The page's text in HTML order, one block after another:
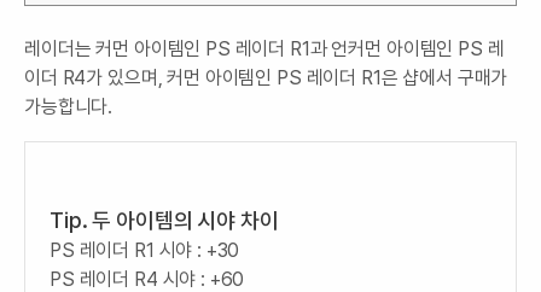
레이더는 커먼 아이템인 PS 레이더 R1과 언커먼 아이템인 PS 레
이더 R4가 있으며, 커먼 아이템인 PS 레이더 R1은 샵에서 구매가
가능합니다.
Tip. 두 아이템의 시야 차이
PS 레이더 R1 시야 : +30
PS 레이더 R4 시야 : +60